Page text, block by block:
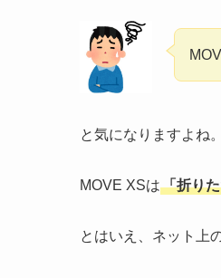
と気になりますよね。
MOVE XSは「折り
とはいえ、ネット上